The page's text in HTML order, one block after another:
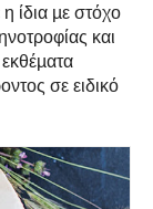
ίδια µε στόχο
και
σε ειδικό